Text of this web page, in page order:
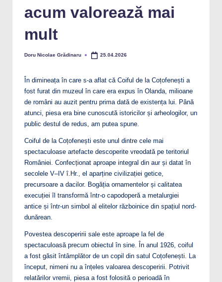
acum valorează mai
mult
Posted
Doru Nicolae Grădinaru 25.04.2026
În dimineața în care s-a aflat că Coiful de la Coțofenești a
fost furat din muzeul în care era expus în Olanda, milioane
de români au auzit pentru prima dată de existența lui. Până
atunci, piesa era bine cunoscută istoricilor și arheologilor, un
public destul de redus, am putea spune.
Coiful de la Coțofenești este unul dintre cele mai
spectaculoase artefacte descoperite vreodată pe teritoriul
României. Confecționat aproape integral din aur și datat în
secolele V–IV î.Hr., el aparține civilizației getice,
precursoare a dacilor. Bogăția ornamentelor și calitatea
execuției îl transformă într-o capodoperă a metalurgiei
antice și într-un simbol al elitelor războinice din spațiul nord-
dunărean.
Povestea descoperirii sale este aproape la fel de
spectaculoasă precum obiectul în sine. În anul 1926, coiful
a fost găsit întâmplător de un copil din satul Coțofenești. La
început, nimeni nu a înțeles valoarea descoperirii. Potrivit
relatărilor vremii, piesa a fost folosită o perioadă în